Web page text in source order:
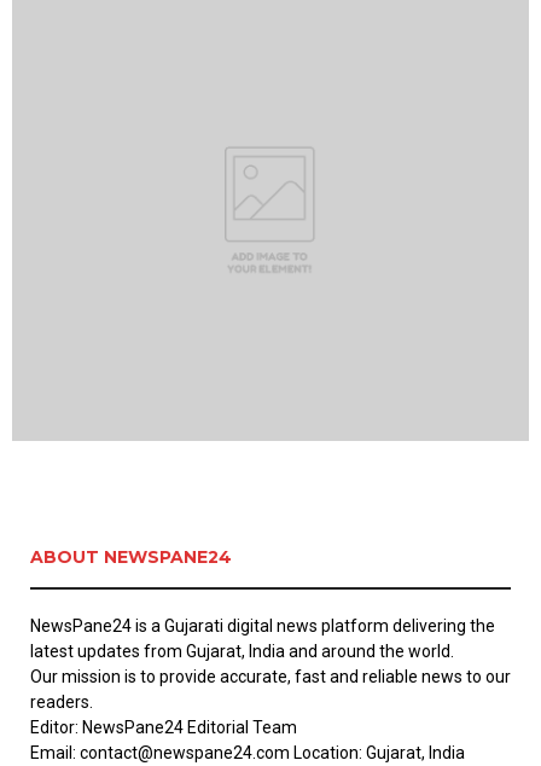
ABOUT NEWSPANE24
NewsPane24 is a Gujarati digital news platform delivering the
latest updates from Gujarat, India and around the world.
Our mission is to provide accurate, fast and reliable news to our
readers.
Editor: NewsPane24 Editorial Team
Email: contact@newspane24.com Location: Gujarat, India